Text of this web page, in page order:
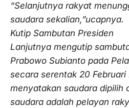
“Selanjutnya rakyat
saudara sekalian,”ucapnya.
Kutip Sambutan Presiden
Lanjutnya mengutip
Prabowo Subianto pada
secara serentak 20 Februari
menyatakan saudara dipilih
saudara adalah pelayan